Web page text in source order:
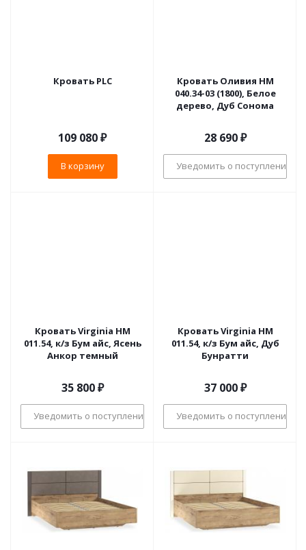
Кровать PLC
109 080₽
В корзину
Кровать Оливия НМ
040.34-03 (1800), Белое
дерево, Дуб Сонома
28 690₽
Уведомить о поступлении
Кровать Virginia НМ
011.54, к/з Бум айс, Ясень
Анкор темный
35 800₽
Уведомить о поступлении
Кровать Virginia НМ
011.54, к/з Бум айс, Дуб
Бунратти
37 000₽
Уведомить о поступлении